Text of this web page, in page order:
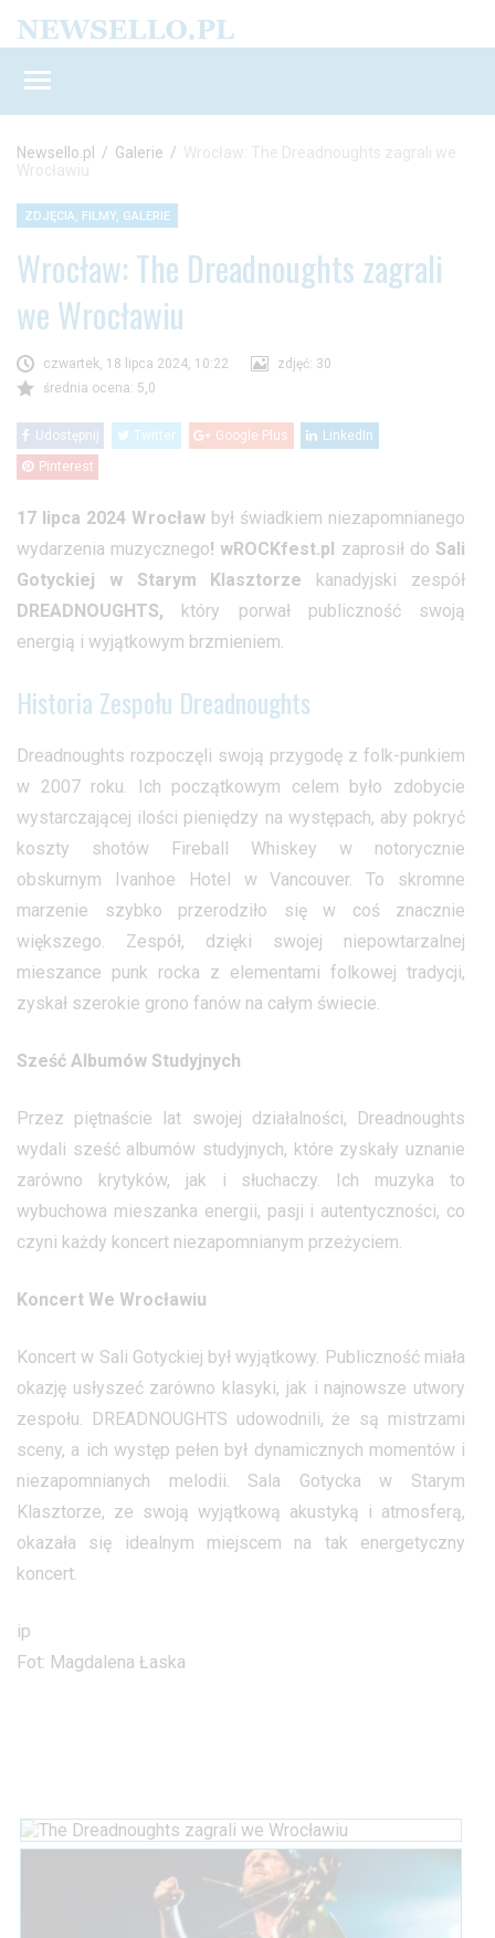
Newsello.pl / Galerie / Wrocław: The Dreadnoughts zagrali we
Wrocławiu
ZDJĘCIA, FILMY, GALERIE
Wrocław: The Dreadnoughts zagrali
we Wrocławiu
czwartek, 18 lipca 2024, 10:22
zdjęć: 30
średnia ocena: 5,0
Udostępnij Twitter Google Plus LinkedIn
Pinterest
17 lipca 2024 Wrocławbył świadkiem niezapomnianego
wydarzenia muzycznego! wROCKfest.pl zaprosił do Sali
Gotyckiej w Starym Klasztorze kanadyjski zespół
DREADNOUGHTS, który porwał publiczność swoją
energią i wyjątkowym brzmieniem.
Historia Zespołu Dreadnoughts
Dreadnoughts rozpoczęli swoją przygodę z folk-punkiem
w 2007 roku. Ich początkowym celem było zdobycie
wystarczającej ilości pieniędzy na występach, aby pokryć
koszty shotów Fireball Whiskey w notorycznie
obskurnym Ivanhoe Hotel w Vancouver. To skromne
marzenie szybko przerodziło się w coś znacznie
większego. Zespół, dzięki swojej niepowtarzalnej
mieszance punk rocka z elementami folkowej tradycji,
zyskał szerokie grono fanów na całym świecie.
Sześć Albumów Studyjnych
Przez piętnaście lat swojej działalności, Dreadnoughts
wydali sześć albumów studyjnych, które zyskały uznanie
zarówno krytyków, jak i słuchaczy. Ich muzyka to
wybuchowa mieszanka energii, pasji i autentyczności, co
czyni każdy koncert niezapomnianym przeżyciem.
Koncert We Wrocławiu
Koncert w Sali Gotyckiej był wyjątkowy. Publiczność miała
okazję usłyszeć zarówno klasyki, jak i najnowsze utwory
zespołu. DREADNOUGHTS udowodnili, że są mistrzami
sceny, a ich występ pełen był dynamicznych momentów i
niezapomnianych melodii. Sala Gotycka w Starym
Klasztorze, ze swoją wyjątkową akustyką i atmosferą,
okazała się idealnym miejscem na tak energetyczny
koncert.
ip
Fot: Magdalena Łaska